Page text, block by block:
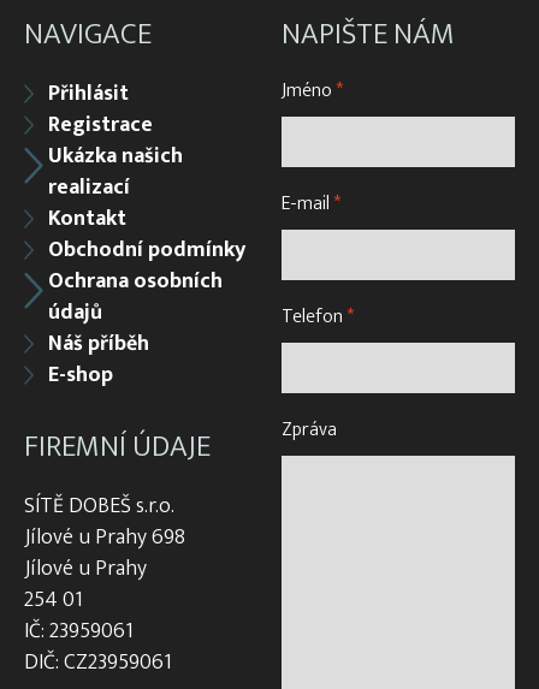
průměr 140 cm
průměr 170 cm
NAVIGACE
Přihlásit
Registrace
Ukázka našich
realizací
Kontakt
Obchodní podmínky
Ochrana osobních
údajů
Náš příběh
E-shop
FIREMNÍ ÚDAJE
SÍTĚ DOBEŠ s.r.o.
Jílové u Prahy 698
Jílové u Prahy
254 01
IČ: 23959061
DIČ: CZ23959061
NAPIŠTE NÁM
Jméno*
E-mail*
Telefon*
Zpráva